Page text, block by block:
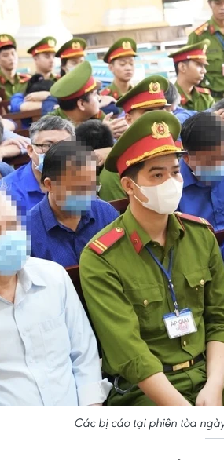
Các bị cáo tại phiên tòa